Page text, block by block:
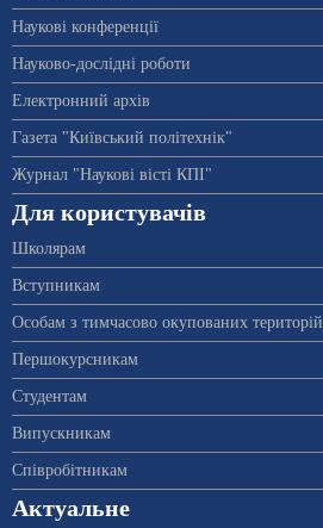
Наукові конференції
Науково-дослідні роботи
Електронний архів
Газета "Київський політехнік"
Журнал "Наукові вісті КПІ"
Для користувачів
Школярам
Вступникам
Особам з тимчасово окупованих територій
Першокурсникам
Студентам
Випускникам
Співробітникам
Актуальне